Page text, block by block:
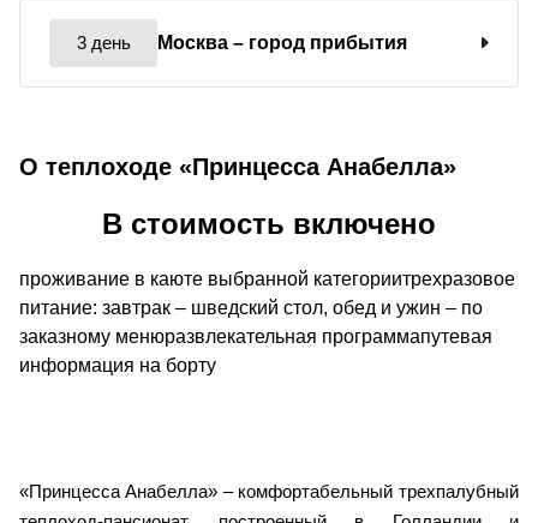
3 день Москва – город прибытия
О теплоходе «Принцесса Анабелла»
«Принцесса Анабелла» – комфортабельный трехпалубный
В стоимость включено
проживание в каюте выбранной категориитрехразовое
питание: завтрак – шведский стол, обед и ужин – по
заказному менюразвлекательная программапутевая
информация на борту